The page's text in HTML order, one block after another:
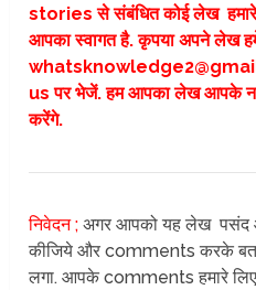
stories से संबंधित कोई लेख हमारे
आपका स्वागत है. कृपया अपने लेख
us पर भेजें. हम आपका लेख आपके
करेंगे.
निवेदन ; अगर आपको यह लेख पसंद
कीजिये और comments करके
लगा. आपके comments हमारे लिए